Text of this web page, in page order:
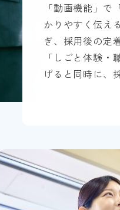
「動画機能」
かりやすく伝え
ぎ、採用後の定
「しごと体験
げると同時に、